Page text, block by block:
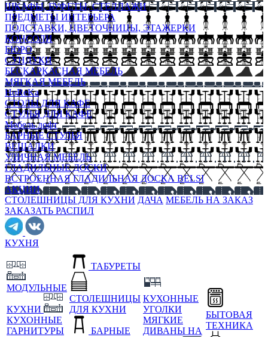
ШКАФЫ, БУФЕТЫ, СТЕЛЛАЖИ
ПРЕДМЕТЫ ИНТЕРЬЕРА
ПОДСТАВКИ, ЦВЕТОЧНИЦЫ, ЭТАЖЕРКИ
КОНСОЛИ
БЮРО
СУНДУКИ
БЕСКАРКАСНАЯ МЕБЕЛЬ
МЯГКАЯ МЕБЕЛЬ
HoReKa
СТОЛЫ ДЛЯ КАФЕ
СТУЛЬЯ ДЛЯ КАФЕ
Мебель лофт
БАРНЫЕ СТУЛЬЯ
ВЕШАЛКИ
УЛИЧНАЯ МЕБЕЛЬ
ГЛАДИЛЬНЫЕ ДОСКИ
ВСТРОЕННАЯ ГЛАДИЛЬНАЯ ДОСКА BELSI
АКЦИИ
СТОЛЕШНИЦЫ ДЛЯ КУХНИ ДАЧА МЕБЕЛЬ НА ЗАКАЗ
ЗАКАЗАТЬ РАСПИЛ
КУХНЯ
МОДУЛЬНЫЕ
КУХНИ
КУХОННЫЕ
ГАРНИТУРЫ
ТАБУРЕТЫ
СТОЛЕШНИЦЫ
ДЛЯ КУХНИ
БАРНЫЕ
КУХОННЫЕ
УГОЛКИ
МЯГКИЕ
ДИВАНЫ НА
БЫТОВАЯ
ТЕХНИКА